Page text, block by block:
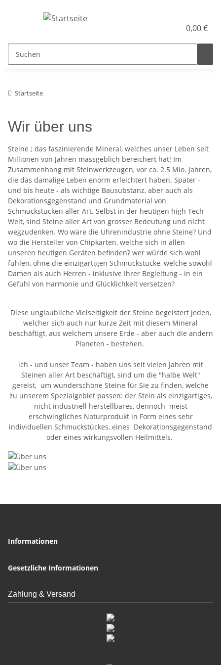
0,00 €
Startseite
Wir über uns
Steine ; das faszinierende Mineral, welches unser Leben seit
Millionen von Jahren massgeblich bereichert hat! Im
Zusammenhang mit Steinwerkzeugen, vor ca. 2.5 Mio. Jahren,
die das damalige Leben enorm erleichtert haben. Später -
und bis heute - als wichtige Bausubstanz, aber auch als
Dekorationsgegenstand und Grundmaterial von
Schmuckstücken aller Art. Selbst in der heutigen high Tech
Welt, sind Steine aller Art von grosser Bedeutung und nicht
wegzudenken. Wo wäre die Uhrenindustrie ohne Steine? Und
wo die Hersteller von Chipkarten, welche sich in allen
unseren heutigen Geräten befinden? wer würde sich wohl
fühlen, ohne die einzigartigen Schmuckstücke, welche sowohl
Damen als auch Herren - inklusive Ihrer Begleitung - in ein
Gefühl von Harmonie und Glücklichkeit versetzen?
Diese unglaubliche Vielseitigkeit der Steine begeistert jeden,
welcher sich auch nur kurze Zeit mit diesem Mineral
beschäftigt, aus welchem unsere Erde - aber auch die andern
Planeten - bestehen.
ich - und unser Team - haben uns seit vielen Jahren mit
Steinen aller Art beschäftigt, sind um die "halbe Welt"
gereist, um wunderschöne Steine für Sie zu finden, welche
zu unserem Spezialgebiet passen: der Stein als einzigartiges,
nicht industriell herstellbares, dennoch meist
erschwingliches Naturprodukt in Form eines sehr
individuellen Schmuckstückes, eines Dekorationsgegenstand
oder eines wirkungsvollen Heilmittels.
Informationen
Gesetzliche Informationen
Zahlung & Versand